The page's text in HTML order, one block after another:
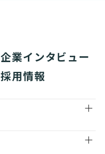
企業インタビュー
採用情報